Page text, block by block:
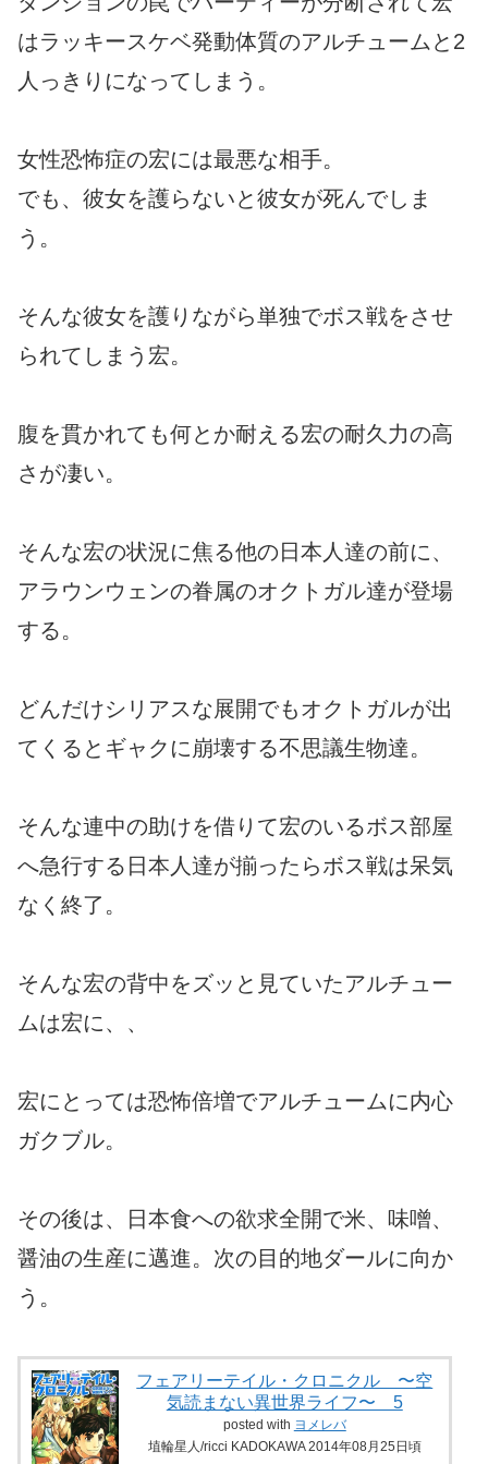
はラッキースケベ発動体質のアルチュームと2
人っきりになってしまう。
女性恐怖症の宏には最悪な相手。
でも、彼女を護らないと彼女が死んでしま
う。
そんな彼女を護りながら単独でボス戦をさせ
られてしまう宏。
腹を貫かれても何とか耐える宏の耐久力の高
さが凄い。
そんな宏の状況に焦る他の日本人達の前に、
アラウンウェンの眷属のオクトガル達が登場
する。
どんだけシリアスな展開でもオクトガルが出
てくるとギャクに崩壊する不思議生物達。
そんな連中の助けを借りて宏のいるボス部屋
へ急行する日本人達が揃ったらボス戦は呆気
なく終了。
そんな宏の背中をズッと見ていたアルチュー
ムは宏に、、
宏にとっては恐怖倍増でアルチュームに内心
ガクブル。
その後は、日本食への欲求全開で米、味噌、
醤油の生産に邁進。次の目的地ダールに向か
う。
フェアリーテイル・クロニクル 〜空
気読まない異世界ライフ〜 5
posted with ヨメレバ
埴輪星人/ricci KADOKAWA 2014年08月25日頃